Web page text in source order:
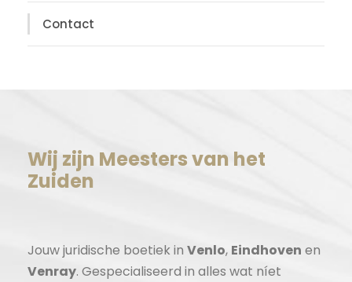
Contact
Wij zijn Meesters van het
Zuiden
Jouw juridische boetiek in Venlo, Eindhoven en
Venray. Gespecialiseerd in alles wat níet